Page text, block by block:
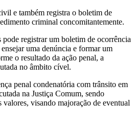
e também registra o boletim de
criminal concomitantemente.
pode registrar um boletim de ocorrência
uma denúncia e formar um
o resultado da ação penal, a
no âmbito cível.
penal condenatória com trânsito em
na Justiça Comum, sendo
visando majoração de eventual